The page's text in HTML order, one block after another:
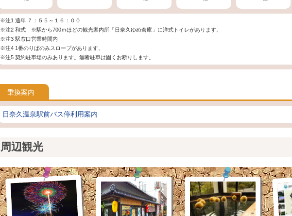
※注1 通年 ７：５５～１６：００
※注2 和式 ※駅から700ｍほどの観光案内所「日奈久ゆめ倉庫」に洋式トイレがあります。
※注3 駅窓口営業時間内
※注4 1番のりばのみスロープがあります。
※注5 契約駐車場のみあります。無断駐車は固くお断りします。
乗換案内
日奈久温泉駅前バス停利用案内
周辺観光